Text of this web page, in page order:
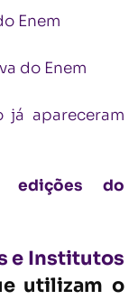
Enem
do Enem
já apareceram
edições do
e Institutos
utilizam o